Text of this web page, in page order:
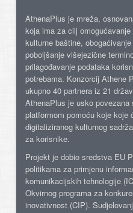
AthenaPlus je mreža,
koja ima za cilj
kulturne baštine,
poboljšanje višejezične
prilagođavanje podataka
potrebama. Konzorcij Athene
ukupno 40 partnera iz 21
AthenaPlus je usko povezana
platformom pomoću koje koje
digitaliziranog kulturnog
za korisnike.
Projekt je dobio sredstva EU
politikama za primjenu
komunikacijskih tehnologije
Okvirnog programa za
inovativnost (CIP).